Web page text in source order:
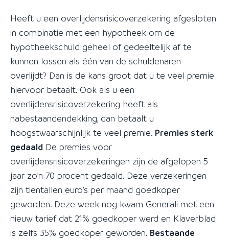
Heeft u een overlijdensrisicoverzekering afgesloten
in combinatie met een hypotheek om de
hypotheekschuld geheel of gedeeltelijk af te
kunnen lossen als één van de schuldenaren
overlijdt? Dan is de kans groot dat u te veel premie
hiervoor betaalt. Ook als u een
overlijdensrisicoverzekering heeft als
nabestaandendekking, dan betaalt u
hoogstwaarschijnlijk te veel premie. Premies sterk
gedaald De premies voor
overlijdensrisicoverzekeringen zijn de afgelopen 5
jaar zo’n 70 procent gedaald. Deze verzekeringen
zijn tientallen euro’s per maand goedkoper
geworden. Deze week nog kwam Generali met een
nieuw tarief dat 21% goedkoper werd en Klaverblad
is zelfs 35% goedkoper geworden. Bestaande